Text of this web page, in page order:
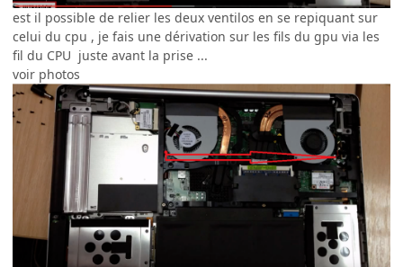
est il possible de relier les deux ventilos en se repiquant sur
celui du cpu , je fais une dérivation sur les fils du gpu via les
fil du CPU juste avant la prise ...
voir photos